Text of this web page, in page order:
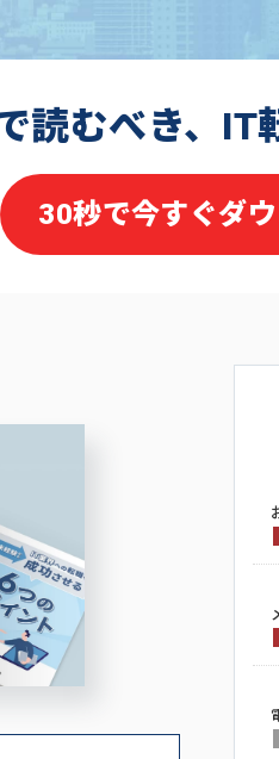
読むべき、IT
30秒で今すぐダ